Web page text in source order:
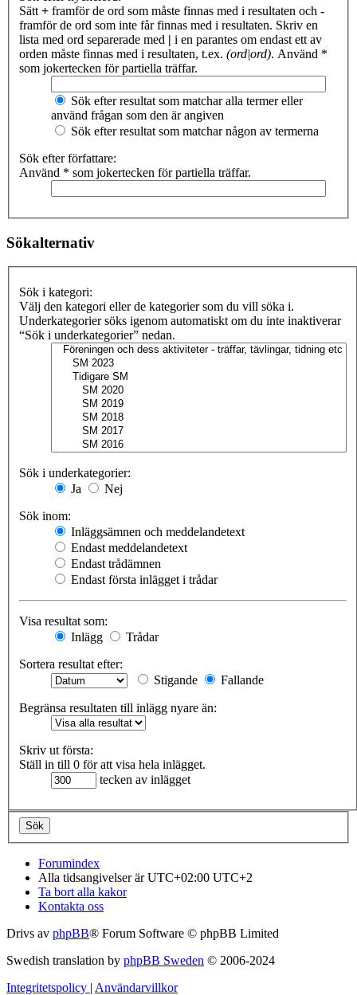
Sätt + framför de ord som måste finnas med i resultaten och -
framför de ord som inte får finnas med i resultaten. Skriv en
lista med ord separerade med | i en parantes om endast ett av
orden måste finnas med i resultaten, t.ex. (ord|ord). Använd *
som jokertecken för partiella träffar.
Sök efter resultat som matchar alla termer eller
använd frågan som den är angiven
Sök efter resultat som matchar någon av termerna
Sök efter författare:
Använd * som jokertecken för partiella träffar.
Sökalternativ
Sök i kategori:
Välj den kategori eller de kategorier som du vill söka i.
Underkategorier söks igenom automatiskt om du inte inaktiverar
“Sök i underkategorier” nedan.
Sök i underkategorier:
Ja
Nej
Sök inom:
Inläggsämnen och meddelandetext
Endast meddelandetext
Endast trådämnen
Endast första inlägget i trådar
Visa resultat som:
Inlägg
Trådar
Sortera resultat efter:
Stigande
Fallande
Begränsa resultaten till inlägg nyare än:
Skriv ut första:
Ställ in till 0 för att visa hela inlägget.
tecken av inlägget
Forumindex
Alla tidsangivelser är UTC+02:00 UTC+2
Ta bort alla kakor
Kontakta oss
Drivs av phpBB® Forum Software © phpBB Limited
Swedish translation by phpBB Sweden © 2006-2024
Integritetspolicy | Användarvillkor